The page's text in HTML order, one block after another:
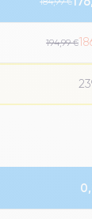
194,99 €